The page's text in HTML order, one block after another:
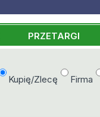
PRZETARGI
Kupię/Zlecę Firma